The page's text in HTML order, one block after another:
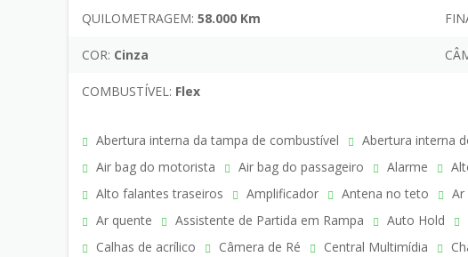
QUILOMETRAGEM: 58.000 Km
COR: Cinza
COMBUSTÍVEL: Flex
Abertura interna da tampa de combustível Abertura interna
Air bag do motorista
Air bag do passageiro Alarme
Alto falantes traseiros
Amplificador Antena no teto Ar
Ar quente
Assistente de Partida em Rampa Auto Hold
Calhas de acrílico
Câmera de Ré Central Multimídia